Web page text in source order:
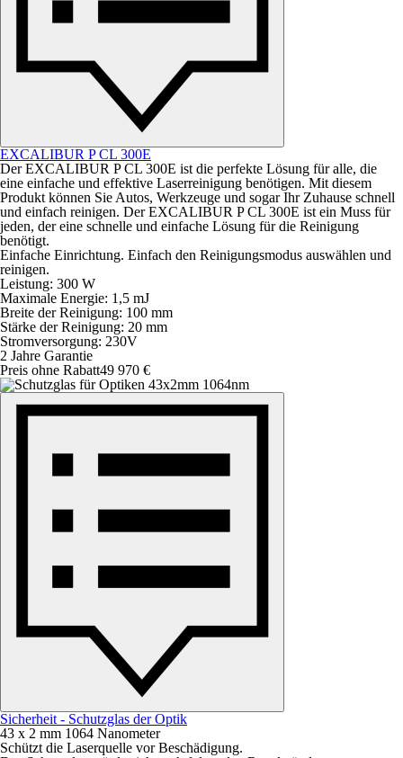
EXCALIBUR P CL 300E
Der EXCALIBUR P CL 300E ist die perfekte Lösung für alle, die
eine einfache und effektive Laserreinigung benötigen. Mit diesem
Produkt können Sie Autos, Werkzeuge und sogar Ihr Zuhause schnell
und einfach reinigen. Der EXCALIBUR P CL 300E ist ein Muss für
jeden, der eine schnelle und einfache Lösung für die Reinigung
benötigt.
Einfache Einrichtung. Einfach den Reinigungsmodus auswählen und
reinigen.
Leistung: 300 W
Maximale Energie: 1,5 mJ
Breite der Reinigung: 100 mm
Stärke der Reinigung: 20 mm
Stromversorgung: 230V
2 Jahre Garantie
Preis ohne Rabatt49 970 €
Sicherheit - Schutzglas der Optik
43 x 2 mm 1064 Nanometer
Schützt die Laserquelle vor Beschädigung.